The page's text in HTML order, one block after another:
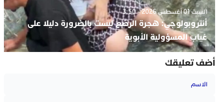
السبت 01 أغسطس 2026 - 3:50
أنتروبولوجي: هجرة الرضع ليست بالضرورة دليلا على
غياب المسؤولية الأبوية
أضف تعليقك